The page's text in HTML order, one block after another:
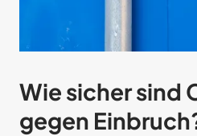
Wie sicher sind
gegen